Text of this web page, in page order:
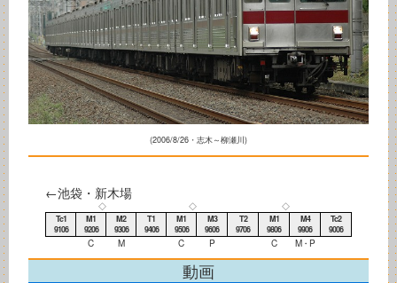
(2006/8/26・志木～柳瀬川)
←池袋・新木場
◇ ◇
◇
Tc1
9106
M1
9206
M2
9306
T1
9406
M1
9506
M3
9606
T2
9706
M1
9806
M4
9906
Tc2
9006
C M C P C M・P
動画